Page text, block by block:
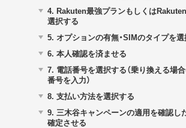
4. Rakuten最強プランもしくは
選択する
5. オプションの有無・SIMのタイプを選
6. 本人確認を済ませる
7. 電話番号を選択する（乗り換える場
番号を入力）
8. 支払い方法を選択する
9. 三木谷キャンペーンの適用を確認し
確定させる